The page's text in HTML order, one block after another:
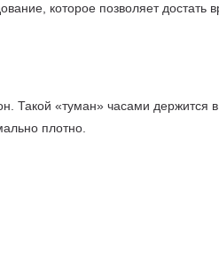
которое позволяет достать
Такой «туман» часами держится в
плотно.